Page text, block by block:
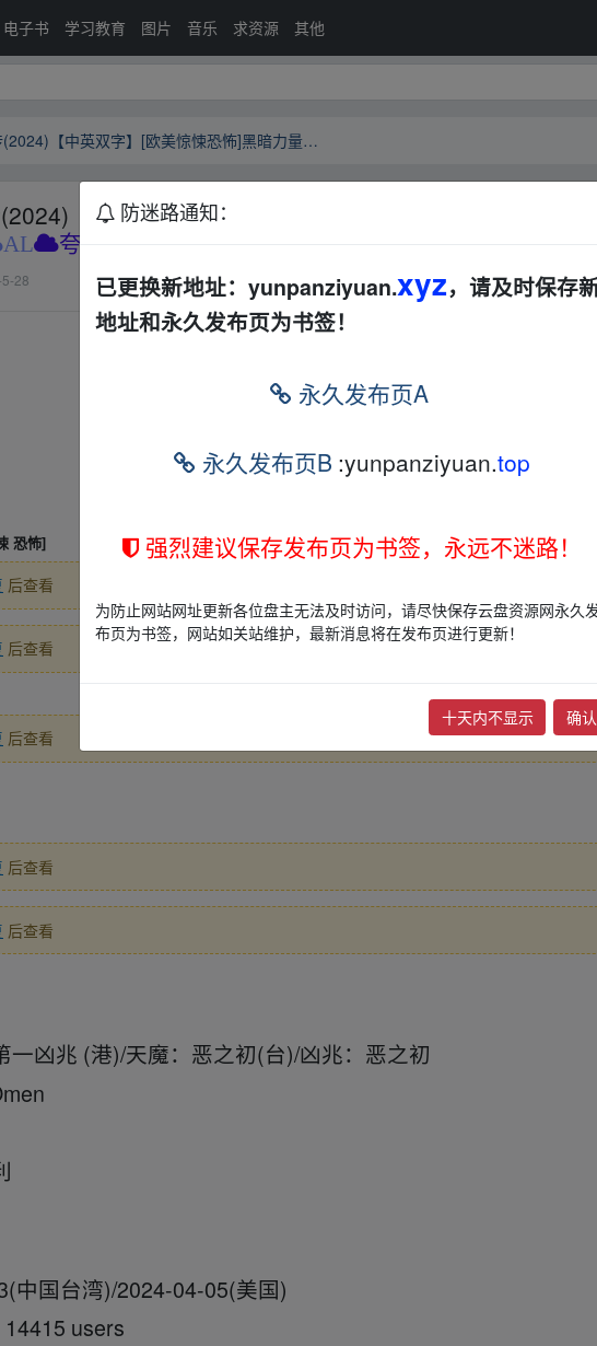
电子书 学习教育 图片 音乐 求资源 其他
【电影】凶兆前传(2024)【中英双字】[欧美惊悚恐怖]黑暗力量，并揭露恶魔转世的可怕阴谋。
(2024)【中英双字】[欧美惊悚恐怖]黑暗力量，并揭露恶魔
AL 夸克网盘
28
恐怖]
后查看
后查看
后查看
后查看
后查看
兆 (港)/天魔：恶之初(台)/凶兆：恶之初
国台湾)/2024-04-05(美国)
users
防迷路通知：
已更换新地址：yunpanziyuan.xyz，请及时保存
地址和永久发布页为书签！
永久发布页A
永久发布页B :yunpanziyuan.top
强烈建议保存发布页为书签，永远不迷路！
为防止网站网址更新各位盘主无法及时访问，请尽快保存云盘资源网永久
布页为书签，网站如关站维护，最新消息将在发布页进行更新！
十天内不显示 确认